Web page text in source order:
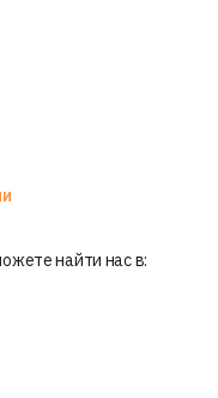
найти нас в: